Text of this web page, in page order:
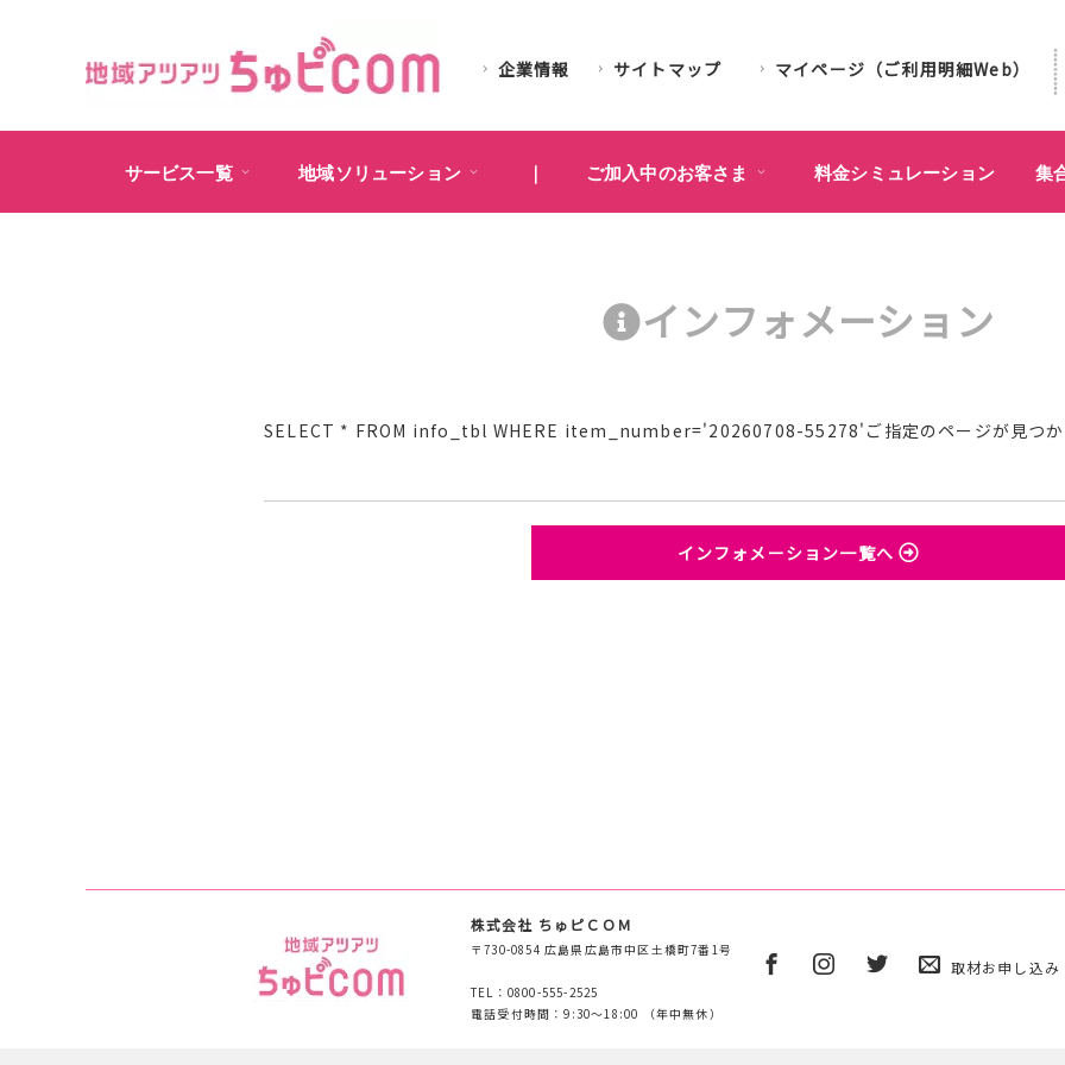
企業情報 サイトマップ マイページ（ご利用明細Web）
サービス一覧 地域ソリューション ご加入中のお客さま 料金シミュレーション 集
インフォメーション
SELECT * FROM info_tbl WHERE item_number='20260708-55278'ご指定のページが見つか
インフォメーション一覧へ
株式会社 ちゅピＣＯＭ
〒730-0854 広島県広島市中区土橋町7番1号
TEL：0800-555-2525
電話受付時間：9:30～18:00 （年中無休）
取材お申し込み